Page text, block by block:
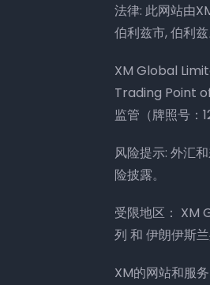
法律: 此网站由
伯利兹市, 伯利兹
XM Global
Trading Point
监管（牌照号
风险提示: 外汇
险披露。
受限地区： XM
列 和 伊朗伊斯兰
XM的网站和服